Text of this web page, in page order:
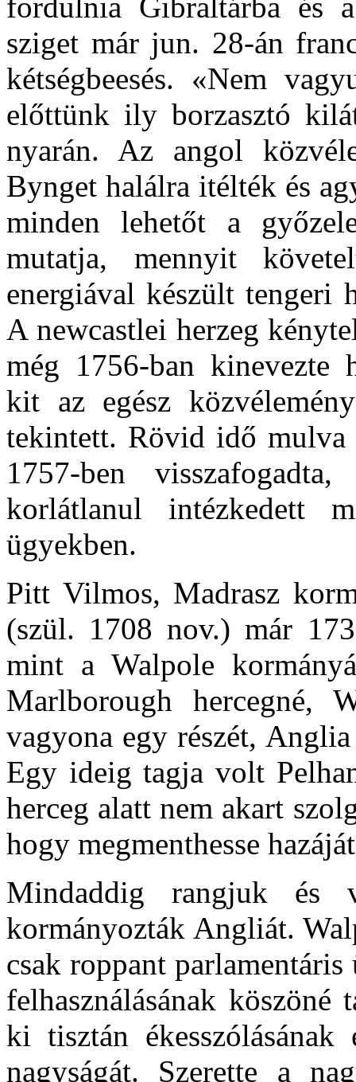
sziget már jun. 28-án
kétségbeesés. «Nem
előttünk ily borzasztó
nyarán. Az angol
Bynget halálra itélték és
minden lehetőt a
mutatja, mennyit
energiával készült tengeri
A newcastlei herzeg
még 1756-ban kinevezte
kit az egész
tekintett. Rövid idő mulva
1757-ben
korlátlanul intézkedett
ügyekben.
Pitt Vilmos, Madrasz
(szül. 1708 nov.) már
mint a Walpole
Marlborough hercegné,
vagyona egy részét,
Egy ideig tagja volt
herceg alatt nem akart
hogy megmenthesse
Mindaddig rangjuk és
kormányozták Angliát.
csak roppant
felhasználásának
ki tisztán ékesszólásának
nagyságát. Szerette a